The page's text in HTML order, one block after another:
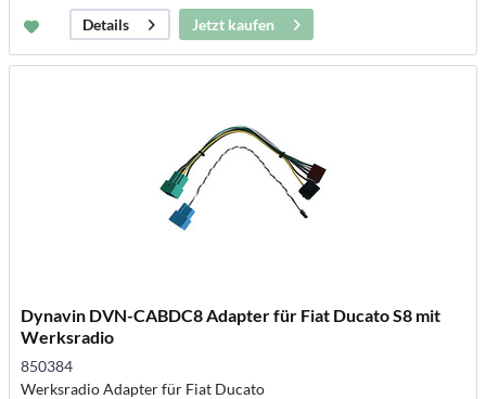
Details
Jetzt kaufen
Dynavin DVN-CABDC8 Adapter für Fiat Ducato S8 mit
Werksradio
850384
Werksradio Adapter für Fiat Ducato